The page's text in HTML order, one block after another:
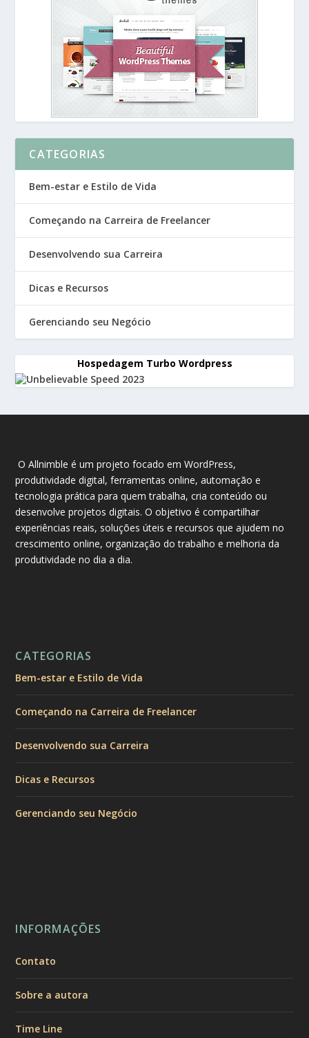
CATEGORIAS
Bem-estar e Estilo de Vida
Começando na Carreira de Freelancer
Desenvolvendo sua Carreira
Dicas e Recursos
Gerenciando seu Negócio
Hospedagem Turbo Wordpress
O Allnimble é um projeto focado em WordPress,
produtividade digital, ferramentas online, automação e
tecnologia prática para quem trabalha, cria conteúdo ou
desenvolve projetos digitais. O objetivo é compartilhar
experiências reais, soluções úteis e recursos que ajudem no
crescimento online, organização do trabalho e melhoria da
produtividade no dia a dia.
CATEGORIAS
Bem-estar e Estilo de Vida
Começando na Carreira de Freelancer
Desenvolvendo sua Carreira
Dicas e Recursos
Gerenciando seu Negócio
INFORMAÇÕES
Contato
Sobre a autora
Time Line